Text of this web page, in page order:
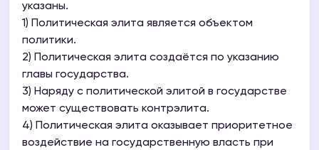
указаны.
1) Политическая элита является объектом
политики.
2) Политическая элита создаётся по указанию
главы государства.
3) Наряду с политической элитой в государстве
может существовать контрэлита.
4) Политическая элита оказывает приоритетное
воздействие на государственную власть при